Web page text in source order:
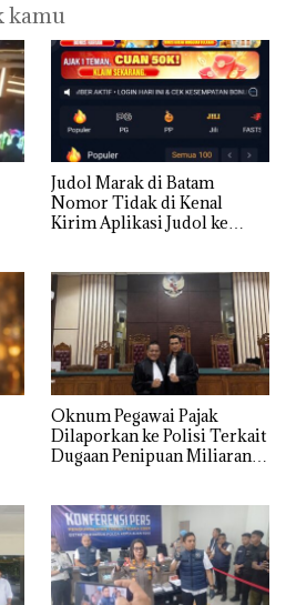
kamu
Judol Marak di Batam
Nomor Tidak di Kenal
Kirim Aplikasi Judol ke
Oknum Pegawai Pajak
Dilaporkan ke Polisi Terkait
Dugaan Penipuan Miliaran